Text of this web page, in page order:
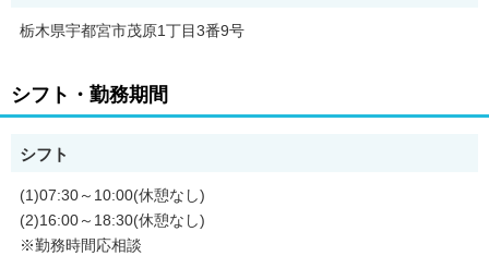
栃木県宇都宮市茂原1丁目3番9号
シフト・勤務期間
シフト
(1)07:30～10:00(休憩なし)
(2)16:00～18:30(休憩なし)
※勤務時間応相談